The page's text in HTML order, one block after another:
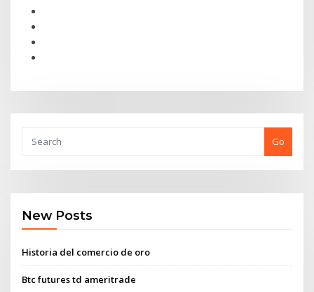
Go
New Posts
Historia del comercio de oro
Btc futures td ameritrade